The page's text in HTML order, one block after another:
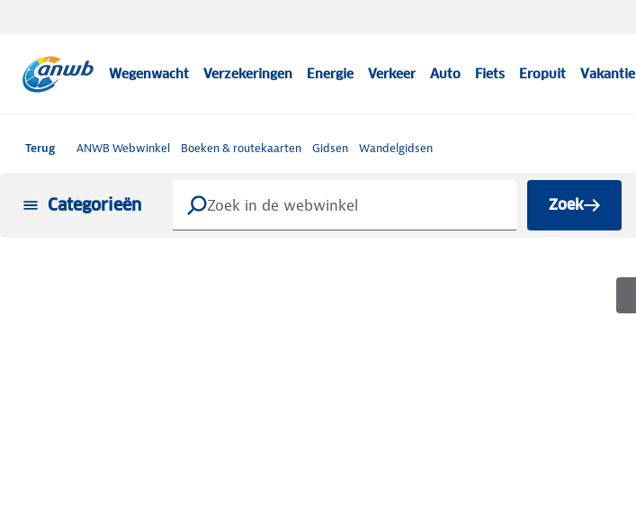
Wegenwacht Verzekeringen Energie Verkeer Auto Fiets Eropuit Vakantie
Terug ANWB Webwinkel Boeken & routekaarten Gidsen Wandelgidsen
Categorieën Zoek